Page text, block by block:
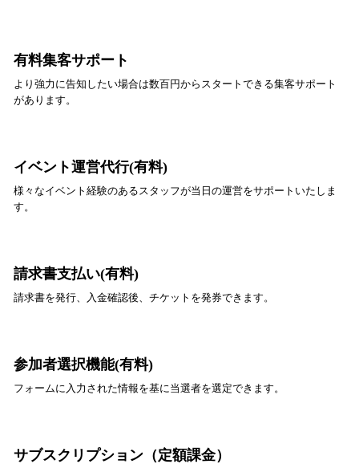
有料集客サポート
より強力に告知したい場合は数百円からスタートできる集客サポート
があります。
イベント運営代行(有料)
様々なイベント経験のあるスタッフが当日の運営をサポートいたしま
す。
請求書支払い(有料)
請求書を発行、入金確認後、チケットを発券できます。
参加者選択機能(有料)
フォームに入力された情報を基に当選者を選定できます。
サブスクリプション（定額課金）